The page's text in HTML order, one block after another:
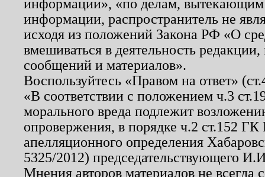
информации», «по делам, вытекающим
информации, распространитель не
исходя из положений Закона РФ «О
вмешиваться в деятельность
сообщений и материалов».
Воспользуйтесь «Правом на ответ»
«В соответствии с положением ч.3
морального вреда подлежит
опровержения, в порядке ч.2 ст.152
апелляционного определения
5325/2012) председательствующего
Мнения авторов материалов не